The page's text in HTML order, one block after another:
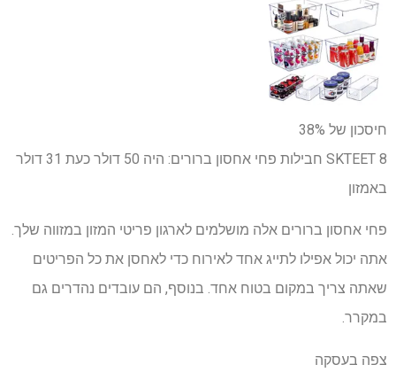
חיסכון של 38%
SKTEET 8 חבילות פחי אחסון ברורים:
היה 50 דולר
כעת 31 דולר
באמזון
פחי אחסון ברורים אלה מושלמים לארגון פריטי המזון במזווה שלך.
אתה יכול אפילו לתייג אחד לאירוח כדי לאחסן את כל הפריטים
שאתה צריך במקום בטוח אחד. בנוסף, הם עובדים נהדרים גם
במקרר.
צפה בעסקה